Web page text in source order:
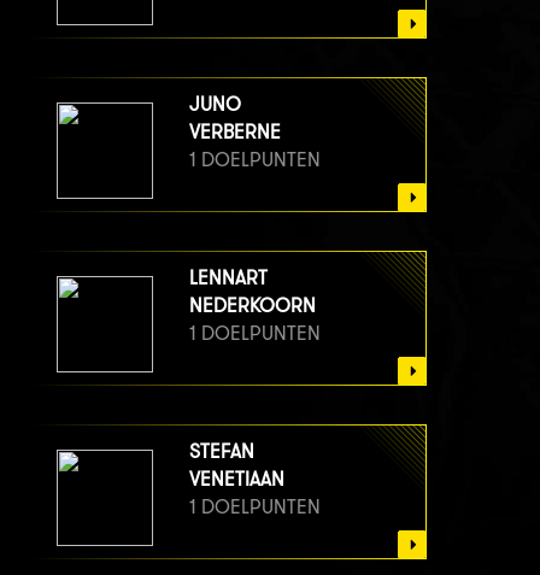
JUNO
VERBERNE
1 DOELPUNTEN
LENNART
NEDERKOORN
1 DOELPUNTEN
STEFAN
VENETIAAN
1 DOELPUNTEN